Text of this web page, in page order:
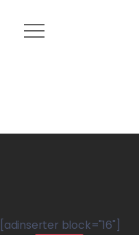
[adinserter block="16"]